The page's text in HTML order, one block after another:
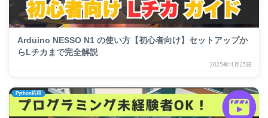
Arduino NESSO N1 の使い方【初心者向け】セットアップか
らLチカまで完全解説
2025年11月23日
Python応用